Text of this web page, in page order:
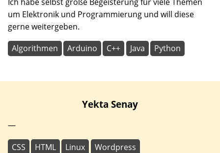
um Elektronik und Programmierung und will diese
gerne weitergeben.
Algorithmen Arduino C++ Java Python
Yekta Senay
—
CSS HTML Linux Wordpress